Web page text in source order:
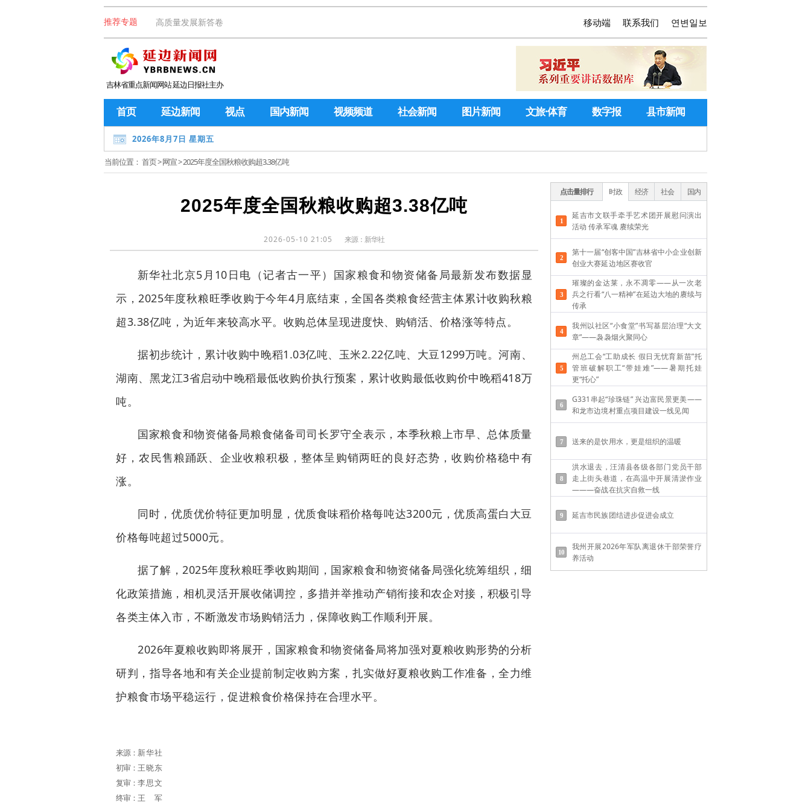
推荐专题 高质量发展新答卷 연변일보
联系我们
移动端
吉林省重点新闻网站 延边日报社主办
首页 延边新闻 视点 国内新闻 视频频道 社会新闻 图片新闻 文旅·体育 数字报 县市新闻
2026年8月7日 星期五
当前位置： 首页>网宣> 2025年度全国秋粮收购超3.38亿吨
2025年度全国秋粮收购超3.38亿吨
2026-05-10 21:05 来源： 新华社
新华社北京5月10日电（记者古一平）国家粮食和物资储备局最新发布数据显
示，2025年度秋粮旺季收购于今年4月底结束，全国各类粮食经营主体累计收购秋粮
超3.38亿吨，为近年来较高水平。收购总体呈现进度快、购销活、价格涨等特点。
据初步统计，累计收购中晚稻1.03亿吨、玉米2.22亿吨、大豆1299万吨。河南、
湖南、黑龙江3省启动中晚稻最低收购价执行预案，累计收购最低收购价中晚稻418万
吨。
国家粮食和物资储备局粮食储备司司长罗守全表示，本季秋粮上市早、总体质量
好，农民售粮踊跃、企业收粮积极，整体呈购销两旺的良好态势，收购价格稳中有
涨。
同时，优质优价特征更加明显，优质食味稻价格每吨达3200元，优质高蛋白大豆
价格每吨超过5000元。
据了解，2025年度秋粮旺季收购期间，国家粮食和物资储备局强化统筹组织，细
化政策措施，相机灵活开展收储调控，多措并举推动产销衔接和农企对接，积极引导
各类主体入市，不断激发市场购销活力，保障收购工作顺利开展。
2026年夏粮收购即将展开，国家粮食和物资储备局将加强对夏粮收购形势的分析
研判，指导各地和有关企业提前制定收购方案，扎实做好夏粮收购工作准备，全力维
护粮食市场平稳运行，促进粮食价格保持在合理水平。
来源： 新华社
初审： 王晓东
复审： 李思文
终审： 王军
点击量排行 时政 经济 社会 国内
延吉市文联手牵手艺术团开展慰问演出
活动 传承军魂 赓续荣光
第十一届“创客中国”吉林省中小企业创新
创业大赛延边地区赛收官
璀璨的金达莱，永不凋零——从一次老
兵之行看“八一精神”在延边大地的赓续与
传承
我州以社区“小食堂”书写基层治理“大文
章”——袅袅烟火聚同心
州总工会“工助成长 假日无忧育新苗”托
管班破解职工“带娃难”——​暑期托娃
更“托心”
G331串起“珍珠链” 兴边富民景更美——
和龙市边境村重点项目建设一线见闻
送来的是饮用水，更是组织的温暖
洪水退去，汪清县各级各部门党员干部
走上街头巷道，在高温中开展清淤作业
———奋战在抗灾自救一线
延吉市民族团结进步促进会成立
我州开展2026年军队离退休干部荣誉疗
养活动